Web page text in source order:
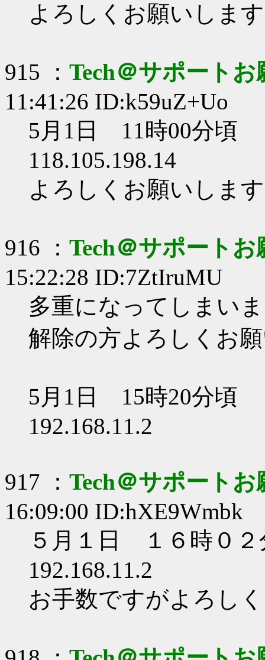
よろしくお願いします
915 ： Tech＠サポート
11:41:26 ID:k59uZ+Uo
5月1日 11時00分頃
118.105.198.14
よろしくお願いします
916 ： Tech＠サポート
15:22:28 ID:7ZtIruMU
多重になってしまい
解除の方よろしくお
5月1日 15時20分頃
192.168.11.2
917 ： Tech＠サポート
16:09:00 ID:hXE9Wmbk
５月１日 １６時０２
192.168.11.2
お手数ですがよろし